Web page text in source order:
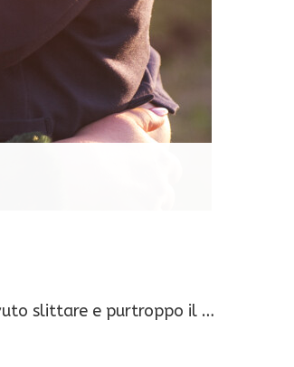
slittare e purtroppo il …